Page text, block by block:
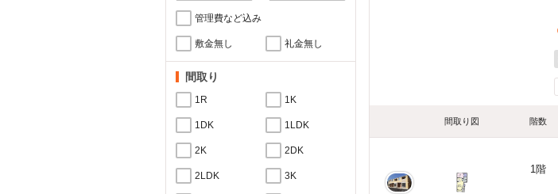
管理費など込み
敷金無し 礼金無し
間取り
1R 1K
1DK 1LDK
2K 2DK
2LDK 3K
間取り図 階数
1階